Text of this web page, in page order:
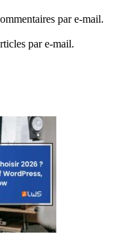
par e-mail.
par e-mail.